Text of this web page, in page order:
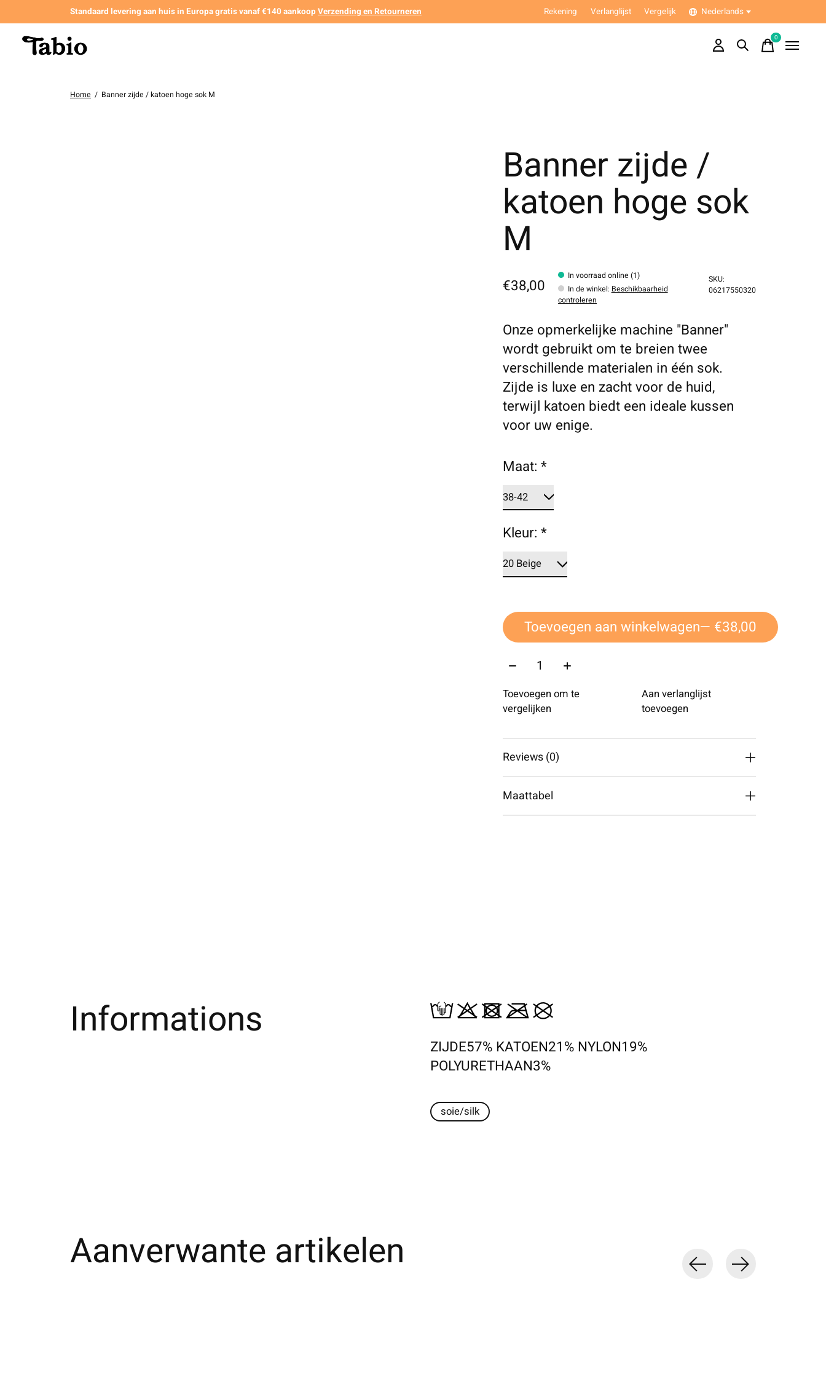
Standaard levering aan huis in Europa gratis vanaf €140 aankoop Verzending en Retourneren Rekening Verlanglijst Vergelijk Nederlands
0items
Home / Banner zijde / katoen hoge sok M
Banner zijde /
katoen hoge sok
M
€38,00
In voorraad online (1)
In de winkel: Beschikbaarheid
controleren
SKU:
06217550320
Onze opmerkelijke machine "Banner"
wordt gebruikt om te breien twee
verschillende materialen in één sok.
Zijde is luxe en zacht voor de huid,
terwijl katoen biedt een ideale kussen
voor uw enige.
Maat:*
Kleur:*
Toevoegen aan winkelwagen
— €38,00
Aantal:
Toevoegen om te
vergelijken
Aan verlanglijst
toevoegen
Reviews (0)
Maattabel
Informations
ZIJDE57% KATOEN21% NYLON19%
POLYURETHAAN3%
soie/silk
Aanverwante artikelen